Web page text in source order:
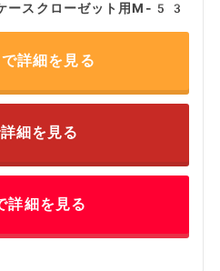
ースクローゼット用M-53
詳細を見る
細を見る
詳細を見る